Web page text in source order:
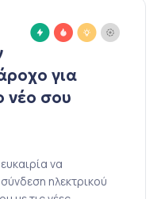
για
νέο σου
να
ηλεκτρικού